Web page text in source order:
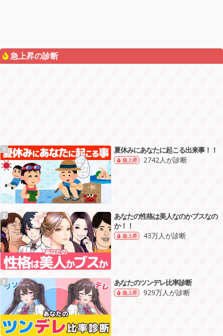
急上昇の診断
1 夏休みにあなたに起こる出来事！！
急上昇 2742人が診断
2
あなたの性格は美人なのかブスなの
か！！
急上昇 43万人が診断
3 あなたのツンデレ比率診断
急上昇 929万人が診断